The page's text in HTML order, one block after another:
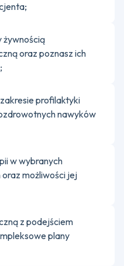
żywnością
oraz poznasz ich
profilaktyki
nawyków
w wybranych
możliwości jej
z podejściem
plany